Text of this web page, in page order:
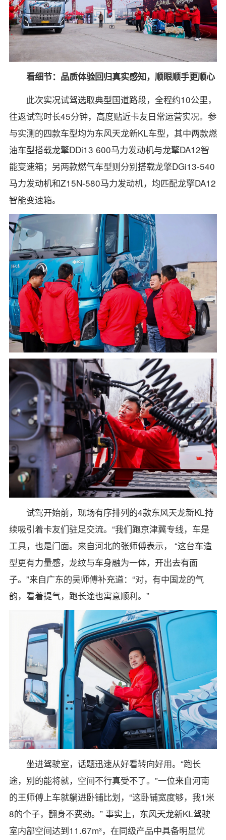
看细节：品质体验回归真实感知，顺眼顺手更顺心
此次实况试驾选取典型国道路段，全程约10公里，
往返试驾时长45分钟，高度贴近卡友日常运营实况。参
与实测的四款车型均为东风天龙新KL车型，其中两款燃
油车型搭载龙擎DDi13 600马力发动机与龙擎DA12智
能变速箱；另两款燃气车型则分别搭载龙擎DGi13-540
马力发动机和Z15N-580马力发动机，均匹配龙擎DA12
智能变速箱。
试驾开始前，现场有序排列的4款东风天龙新KL持
续吸引着卡友们驻足交流。“我们跑京津冀专线，车是
工具，也是门面。来自河北的张师傅表示， “这台车造
型更有力量感，龙纹与车身融为一体，开出去有面
子。”来自广东的吴师傅补充道：“对，有中国龙的气
韵，看着提气，跑长途也寓意顺利。”
坐进驾驶室，话题迅速从好看转向好用。“跑长
途，别的能将就，空间不行真受不了。”一位来自河南
的王师傅上车就躺进卧铺比划，“这卧铺宽度够，我1米
8的个子，翻身不费劲。” 事实上，东风天龙新KL驾驶
室内部空间达到11.67m³，在同级产品中具备明显优